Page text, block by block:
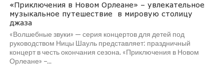
«Приключения в Новом Орлеане» – увлекательное
музыкальное путешествие в мировую столицу
джаза
«Волшебные звуки» — серия концертов для детей под
руководством Ницы Шауль представляет: праздничный
концерт в честь окончания сезона. «Приключения в Новом
Орлеане» –...